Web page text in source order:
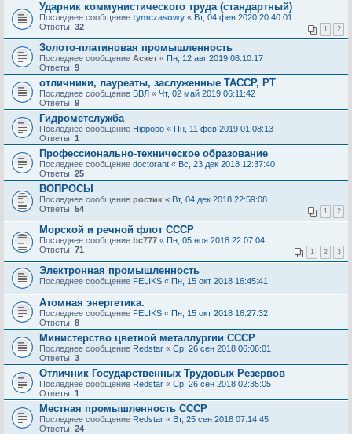
Ударник коммунистического труда (стандартный)
Последнее сообщение tymczasowy « Вт, 04 фев 2020 20:40:01
Ответы: 32 1 2
Золото-платиновая промышленность
Последнее сообщение Аскет « Пн, 12 авг 2019 08:10:17
Ответы: 9
отличники, лауреаты, заслуженные ТАССР, РТ
Последнее сообщение ВВЛ « Чт, 02 май 2019 06:11:42
Ответы: 9
Гидрометслужба
Последнее сообщение Hippopo « Пн, 11 фев 2019 01:08:13
Ответы: 1
Профессионально-техническое образование
Последнее сообщение doctorant « Вс, 23 дек 2018 12:37:40
Ответы: 25
ВОПРОСЫ
Последнее сообщение ростик « Вт, 04 дек 2018 22:59:08
Ответы: 54 1 2
Морской и речной флот СССР
Последнее сообщение bc777 « Пн, 05 ноя 2018 22:07:04
Ответы: 71 1 2 3
Электронная промышленность
Последнее сообщение FELIKS « Пн, 15 окт 2018 16:45:41
Атомная энергетика.
Последнее сообщение FELIKS « Пн, 15 окт 2018 16:27:32
Ответы: 8
Министерство цветной металлургии СССР
Последнее сообщение Redstar « Ср, 26 сен 2018 06:06:01
Ответы: 3
Отличник Государственных Трудовых Резервов
Последнее сообщение Redstar « Ср, 26 сен 2018 02:35:05
Ответы: 1
Местная промышленность СССР
Последнее сообщение Redstar « Вт, 25 сен 2018 07:14:45
Ответы: 24